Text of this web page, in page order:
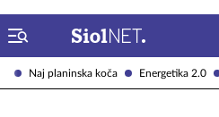
Naj planinska koča Energetika 2.0